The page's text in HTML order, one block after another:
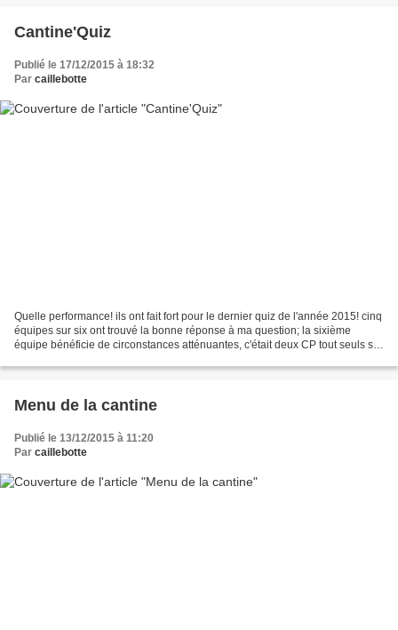
Cantine'Quiz
Publié le 17/12/2015 à 18:32
Par caillebotte
Quelle performance! ils ont fait fort pour le dernier quiz de l'année 2015! cinq
équipes sur six ont trouvé la bonne réponse à ma question; la sixième
équipe bénéficie de circonstances atténuantes, c'était deux CP tout seuls sur
Menu de la cantine
Publié le 13/12/2015 à 11:20
Par caillebotte